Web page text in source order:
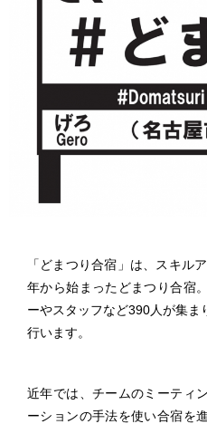
「どまつり合宿」は、スキル
年から始まったどまつり合宿
ーやスタッフなど390人が集ま
行います。
近年では、チームのミーティ
ーションの手法を使い合宿を